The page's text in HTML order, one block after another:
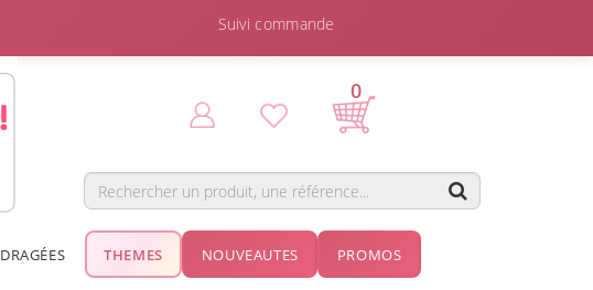
Suivi commande
0
DRAGÉES THEMES NOUVEAUTES PROMOS